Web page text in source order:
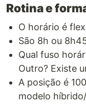
Rotina e
O horário é
São 8h ou
Qual fuso
Outro? Existe
A posição é
modelo